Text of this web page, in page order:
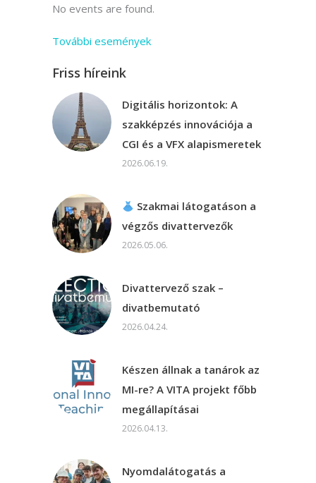
No events are found.
További események
Friss híreink
Digitális horizontok: A
szakképzés innovációja a
CGI és a VFX alapismeretek
2026.06.19.
Szakmai látogatáson a
végzős divattervezők
2026.05.06.
Divattervező szak –
divatbemutató
2026.04.24.
Készen állnak a tanárok az
MI-re? A VITA projekt főbb
megállapításai
2026.04.13.
Nyomdalátogatás a